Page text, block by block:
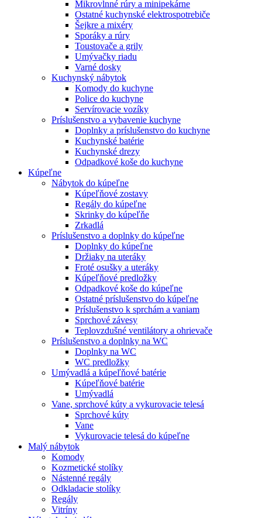
Mikrovlnné rúry a minipekárne
Ostatné kuchynské elektrospotrebiče
Šejkre a mixéry
Sporáky a rúry
Toustovače a grily
Umývačky riadu
Varné dosky
Kuchynský nábytok
Komody do kuchyne
Police do kuchyne
Servírovacie vozíky
Príslušenstvo a vybavenie kuchyne
Doplnky a príslušenstvo do kuchyne
Kuchynské batérie
Kuchynské drezy
Odpadkové koše do kuchyne
Kúpeľne
Nábytok do kúpeľne
Kúpeľňové zostavy
Regály do kúpeľne
Skrinky do kúpeľňe
Zrkadlá
Príslušenstvo a doplnky do kúpeľne
Doplnky do kúpeľne
Držiaky na uteráky
Froté osušky a uteráky
Kúpeľňové predložky
Odpadkové koše do kúpeľne
Ostatné príslušenstvo do kúpeľne
Príslušenstvo k sprchám a vaniam
Sprchové závesy
Teplovzdušné ventilátory a ohrievače
Príslušenstvo a doplnky na WC
Doplnky na WC
WC predložky
Umývadlá a kúpeľňové batérie
Kúpeľňové batérie
Umývadlá
Vane, sprchové kúty a vykurovacie telesá
Sprchové kúty
Vane
Vykurovacie telesá do kúpeľne
Malý nábytok
Komody
Kozmetické stolíky
Nástenné regály
Odkladacie stolíky
Regály
Vitríny